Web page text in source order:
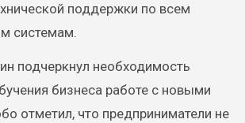
поддержки по всем
системам.
подчеркнул необходимость
бизнеса работе с новыми
отметил, что предприниматели не